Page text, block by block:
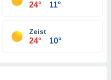
24° 11°
Zeist
24° 10°